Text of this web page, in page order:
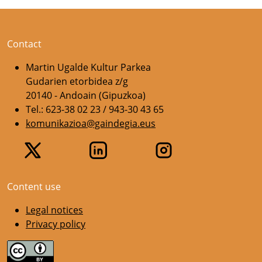
Contact
Martin Ugalde Kultur Parkea
Gudarien etorbidea z/g
20140 - Andoain (Gipuzkoa)
Tel.: 623-38 02 23 / 943-30 43 65
komunikazioa@gaindegia.eus
Content use
Legal notices
Privacy policy